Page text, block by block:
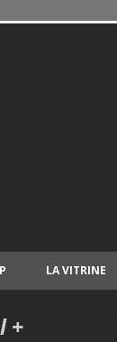
LA VITRINE
+